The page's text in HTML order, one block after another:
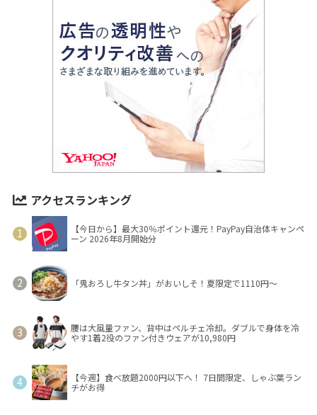
アクセスランキング
【今日から】最大30％ポイント還元！PayPay自治体キャンペ
ーン 2026年8月開始分
「鬼おろし牛タン丼」がおいしそ！夏限定で1110円～
腰は大風量ファン、背中はペルチェ冷却。ダブルで身体を冷
やす1着2役のファン付きウェアが10,980円
【今週】食べ放題2000円以下へ！ 7日間限定、しゃぶ葉ラン
チがお得